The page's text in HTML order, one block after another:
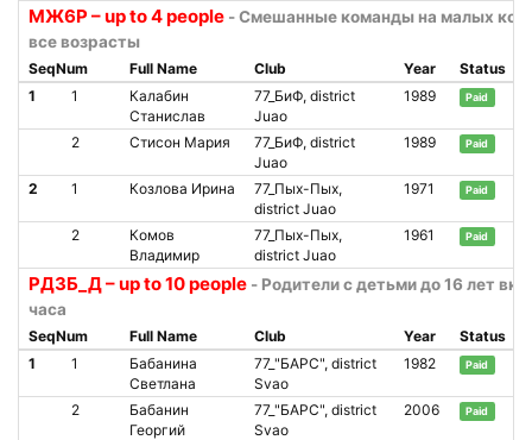
МЖ6Р – up to 4 people - Смешанные команды на малых
все возрасты
SeqNum Full Name Club Year
Status
1
1
Калабин
Станислав
77_БиФ, district
Juao
1989 Paid
2 Стисон Мария
77_БиФ, district
Juao
1989 Paid
2 1 Козлова Ирина
77_Пых-Пых,
district Juao
1971 Paid
2
Комов
Владимир
77_Пых-Пых,
district Juao
1961 Paid
РД3Б_Д – up to 10 people - Родители с детьми до 16 лет
часа
SeqNum Full Name Club Year
Status
1
1
Бабанина
Светлана
77_"БАРС", district
Svao
1982 Paid
2
Бабанин
Георгий
77_"БАРС", district
Svao
2006 Paid